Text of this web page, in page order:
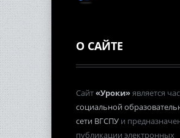
О САЙТЕ
Сайт«Уроки»является
социальной
сети ВГСПУ и
публикации электронных